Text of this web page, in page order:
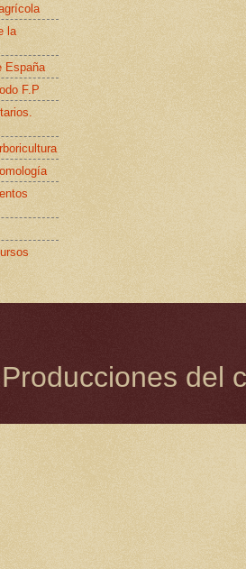
la
España
F.P
Producciones del